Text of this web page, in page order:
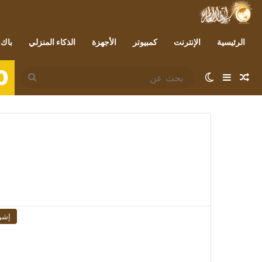
الرئيسية الإنترنت كمبيوتر الأجهزة الذكاء المنزلي
مقال عشوائي
إضافة عمود جانبي
الوضع المظلم
بحث
عن